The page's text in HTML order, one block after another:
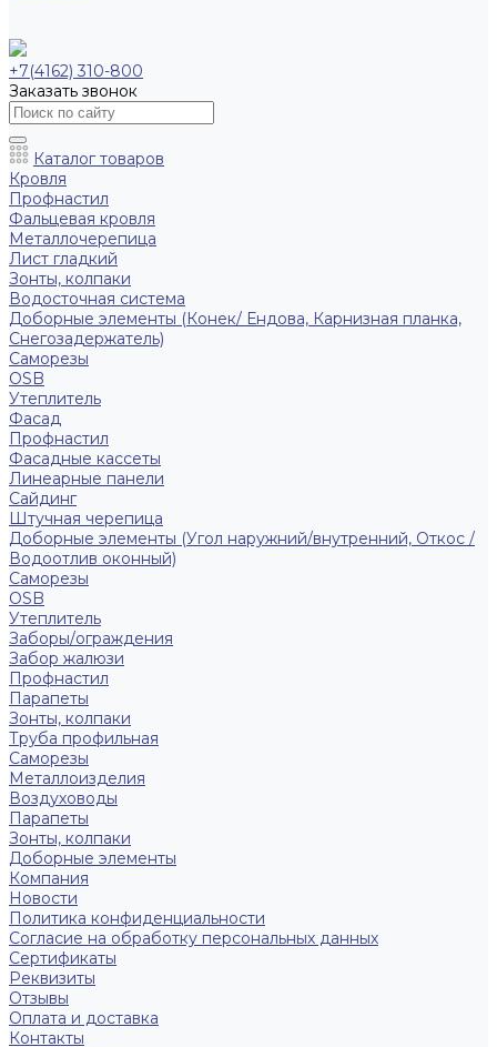
+7(4162) 310-800
Заказать звонок
Каталог товаров
Кровля
Профнастил
Фальцевая кровля
Металлочерепица
Лист гладкий
Зонты, колпаки
Водосточная система
Доборные элементы (Конек/ Ендова, Карнизная планка,
Снегозадержатель)
Саморезы
ОSB
Утеплитель
Фасад
Профнастил
Фасадные кассеты
Линеарные панели
Сайдинг
Штучная черепица
Доборные элементы (Угол наружний/внутренний, Откос /
Водоотлив оконный)
Саморезы
OSB
Утеплитель
Заборы/ограждения
Забор жалюзи
Профнастил
Парапеты
Зонты, колпаки
Труба профильная
Саморезы
Металлоизделия
Воздуховоды
Парапеты
Зонты, колпаки
Доборные элементы
Компания
Новости
Политика конфиденциальности
Согласие на обработку персональных данных
Сертификаты
Реквизиты
Отзывы
Оплата и доставка
Контакты